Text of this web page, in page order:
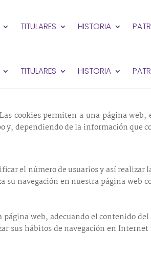
TITULARES HISTORIA
TITULARES HISTORIA
de la Sociedad de la Información y de
cookies permiten a una página web,
y, dependiendo de la información que
el número de usuarios y así realizar
su navegación en nuestra página web
web, adecuando el contenido
sus hábitos de navegación en Internet